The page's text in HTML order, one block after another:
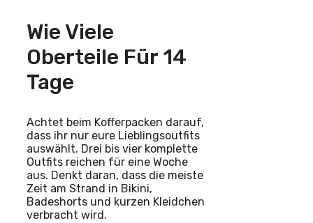
Wie Viele
Oberteile Für 14
Tage
Achtet beim Kofferpacken darauf,
dass ihr nur eure Lieblingsoutfits
auswählt. Drei bis vier komplette
Outfits reichen für eine Woche
aus. Denkt daran, dass die meiste
Zeit am Strand in Bikini,
Badeshorts und kurzen Kleidchen
verbracht wird.